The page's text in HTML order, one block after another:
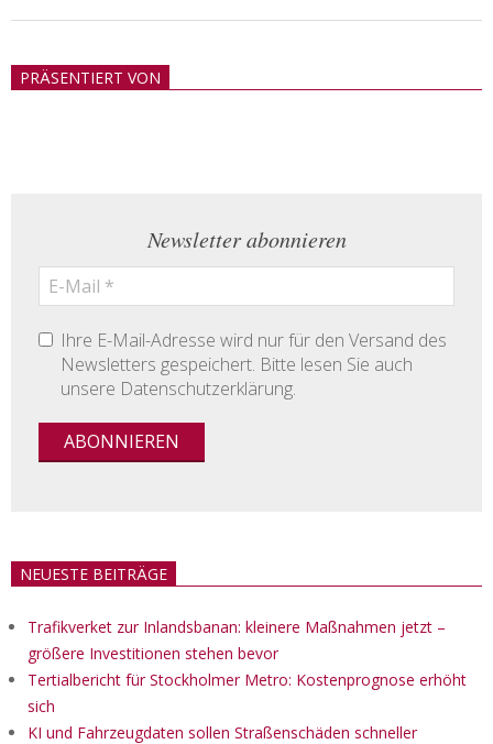
21PRÄSENTIERT VON
Newsletter abonnieren
Ihre E-Mail-Adresse wird nur für den Versand des
Newsletters gespeichert. Bitte lesen Sie auch
unsere Datenschutzerklärung.
NEUESTE BEITRÄGE
Trafikverket zur Inlandsbanan: kleinere Maßnahmen jetzt –
größere Investitionen stehen bevor
Tertialbericht für Stockholmer Metro: Kostenprognose erhöht
sich
KI und Fahrzeugdaten sollen Straßenschäden schneller